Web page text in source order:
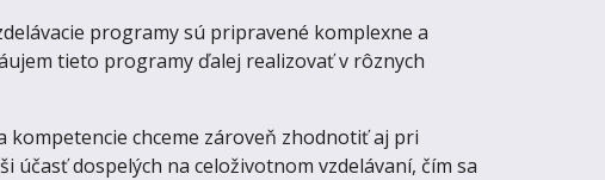
programy sú pripravené komplexne a
tieto programy ďalej realizovať v rôznych
kompetencie chceme zároveň zhodnotiť aj pri
účasť dospelých na celoživotnom vzdelávaní, čím sa